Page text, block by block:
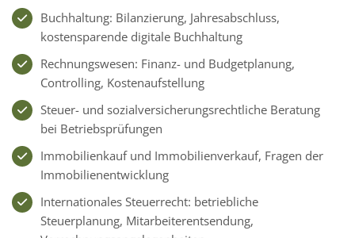
Buchhaltung: Bilanzierung, Jahresabschluss,
kostensparende digitale Buchhaltung
Rechnungswesen: Finanz- und Budgetplanung,
Controlling, Kostenaufstellung
Steuer- und sozialversicherungsrechtliche Beratung
bei Betriebsprüfungen
Immobilienkauf und Immobilienverkauf, Fragen der
Immobilienentwicklung
Internationales Steuerrecht: betriebliche
Steuerplanung, Mitarbeiterentsendung,